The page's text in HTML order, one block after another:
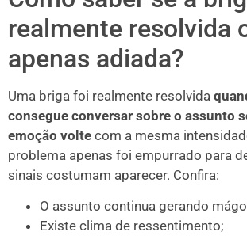
realmente resolvida
apenas adiada?
Uma briga foi realmente resolvida
consegue conversar sobre o assunto
emoção volte com a mesma
problema apenas foi empurrado para
sinais costumam aparecer. Confira:
O assunto continua gerando
Existe clima de ressentimento;